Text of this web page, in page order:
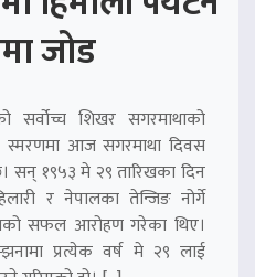
जोड
सर्वोच्च शिखर सगरमाथाको
आज सगरमाथा दिवस
सन् १९५३ मे २९ तारिखका दिन
र नेपालका तेन्जिङ नोर्गे
सफल आरोहण गरेका थिए।
प्रत्येक वर्ष मे २९ लाई